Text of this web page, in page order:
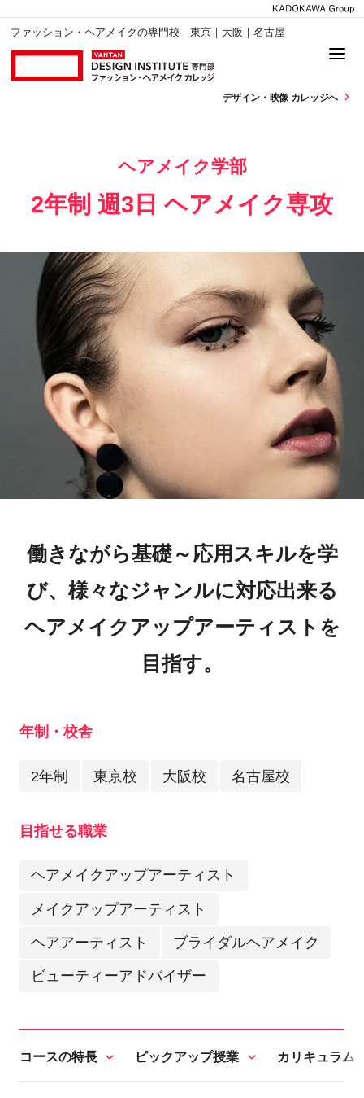
ファッション・ヘアメイクの専門校 東京｜大阪｜名古屋
デザイン・ 映像 カレッジへ
ヘアメイク学部
2年制 週3日 ヘアメイク専攻
働きながら基礎～応用スキルを学
び、様々なジャンルに対応出来る
ヘアメイクアップアーティストを
目指す。
年制・校舎
2年制 東京校 大阪校 名古屋校
目指せる職業
ヘアメイクアップアーティスト
メイクアップアーティスト
ヘアアーティスト ブライダルヘアメイク
ビューティーアドバイザー
コースの特長 ピックアップ授業 カリキュラム